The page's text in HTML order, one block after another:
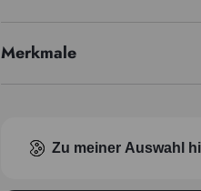
Merkmale
Transparenz
Zu meiner Auswahl